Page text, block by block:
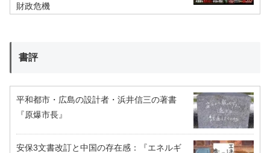
財政危機
書評
平和都市・広島の設計者・浜井信三の著書
『原爆市長』
安保3文書改訂と中国の存在感：『エネルギ